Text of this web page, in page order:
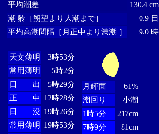
平均潮差
130.4 cm
潮 齢［朔望より大潮まで］
0.9 日
平均高潮間隔［月正中より満潮 ］
9.0 時
天文薄明
3時53分
常用薄明
5時2分
日 出
5時29分
正 中 12時28分
日 没 19時26分
常用薄明 19時53分
月輝面
61%
潮回り
小潮
1時5分
217cm
7時9分
81cm